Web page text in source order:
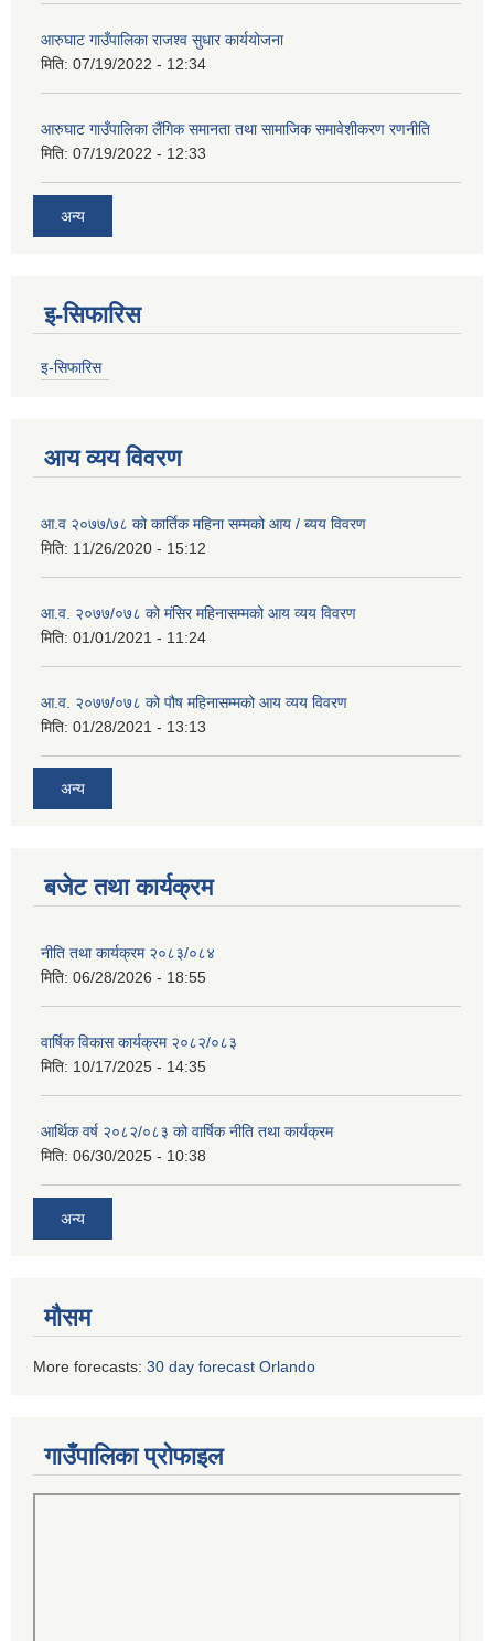
आरुघाट गाउँपालिका राजश्व सुधार कार्ययोजना
मिति: 07/19/2022 - 12:34
आरुघाट गाउँपालिका लैंगिक समानता तथा सामाजिक समावेशीकरण रणनीति
मिति: 07/19/2022 - 12:33
अन्य
इ-सिफारिस
इ-सिफारिस
आय व्यय विवरण
आ.व २०७७/७८ को कार्तिक महिना सम्मको आय / ब्यय विवरण
मिति: 11/26/2020 - 15:12
आ.व. २०७७/०७८ को मंसिर महिनासम्मको आय व्यय विवरण
मिति: 01/01/2021 - 11:24
आ.व. २०७७/०७८ को पौष महिनासम्मको आय व्यय विवरण
मिति: 01/28/2021 - 13:13
अन्य
बजेट तथा कार्यक्रम
नीति तथा कार्यक्रम २०८३/०८४
मिति: 06/28/2026 - 18:55
वार्षिक विकास कार्यक्रम २०८२/०८३
मिति: 10/17/2025 - 14:35
आर्थिक वर्ष २०८२/०८३ को वार्षिक नीति तथा कार्यक्रम
मिति: 06/30/2025 - 10:38
अन्य
मौसम
More forecasts: 30 day forecast Orlando
गाउँपालिका प्रोफाइल